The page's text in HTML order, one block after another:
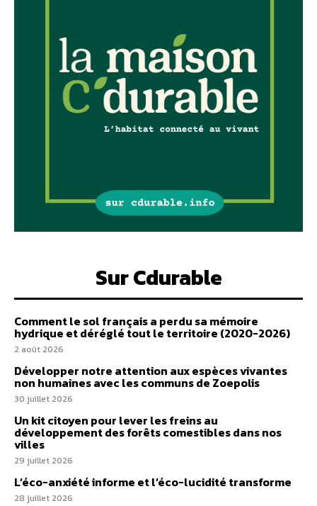
Sur Cdurable
Comment le sol français a perdu sa mémoire
hydrique et déréglé tout le territoire (2020-2026)
2 août 2026
Développer notre attention aux espèces vivantes
non humaines avec les communs de Zoepolis
30 juillet 2026
Un kit citoyen pour lever les freins au
développement des forêts comestibles dans nos
villes
29 juillet 2026
L’éco-anxiété informe et l’éco-lucidité transforme
28 juillet 2026